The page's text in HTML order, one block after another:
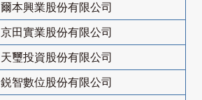
爾本興業股份有限公司
京田實業股份有限公司
天璽投資股份有限公司
鋭智數位股份有限公司